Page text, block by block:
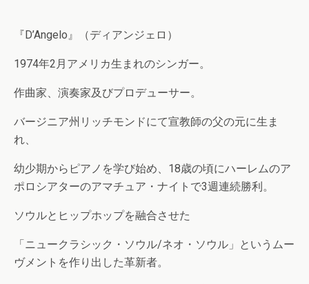
『D’Angelo』（ディアンジェロ）
1974年2月アメリカ生まれのシンガー。
作曲家、演奏家及びプロデューサー。
バージニア州リッチモンドにて宣教師の父の元に生ま
れ、
幼少期からピアノを学び始め、18歳の頃にハーレムのア
ポロシアターのアマチュア・ナイトで3週連続勝利。
ソウルとヒップホップを融合させた
「ニュークラシック・ソウル/ネオ・ソウル」というムー
ヴメントを作り出した革新者。